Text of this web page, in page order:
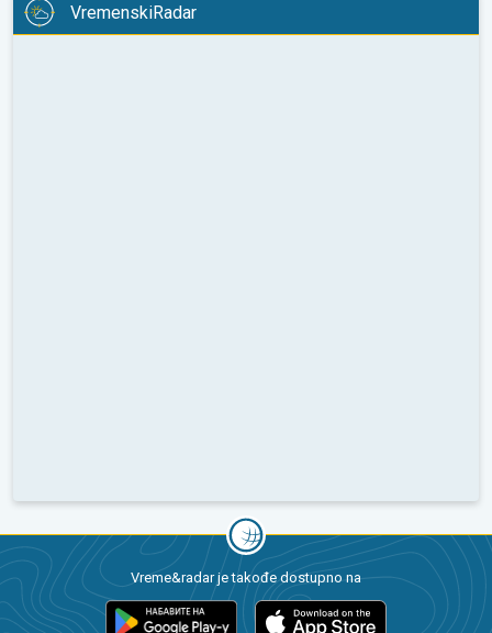
VremenskiRadar
Vreme&radar je takođe dostupno na